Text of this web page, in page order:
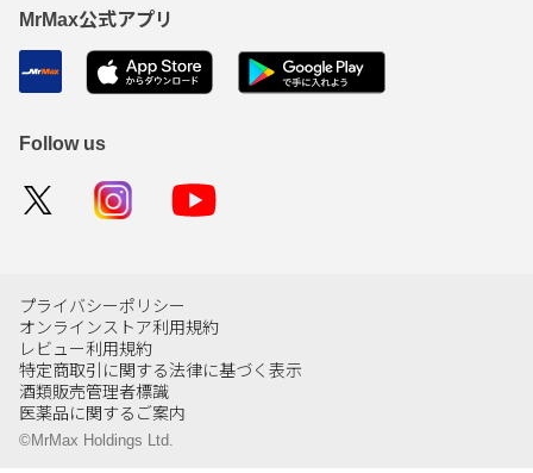
MrMax公式アプリ
Follow us
プライバシーポリシー
オンラインストア利用規約
レビュー利用規約
特定商取引に関する法律に基づく表示
酒類販売管理者標識
医薬品に関するご案内
©MrMax Holdings Ltd.